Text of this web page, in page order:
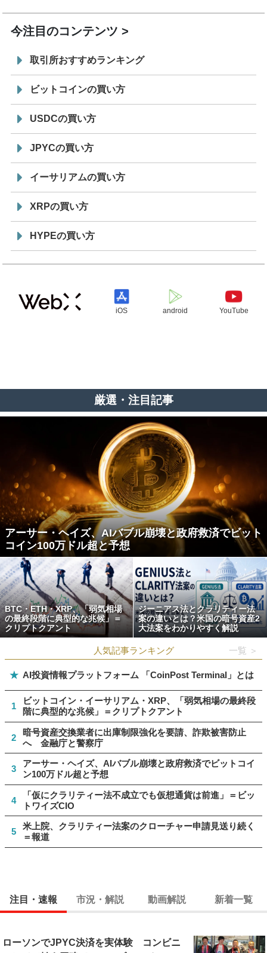
今注目のコンテンツ
取引所おすすめランキング
ビットコインの買い方
USDCの買い方
JPYCの買い方
イーサリアムの買い方
XRPの買い方
HYPEの買い方
iOS android YouTube
厳選・注目記事
アーサー・ヘイズ、AIバブル崩壊と政府救済でビット
コイン100万ドル超と予想
BTC・ETH・XRP、「弱気相場
の最終段階に典型的な兆候」＝
クリプトクアント
ジーニアス法とクラリティー法
案の違いとは？米国の暗号資産2
大法案をわかりやすく解説
人気記事ランキング 一覧 ＞
★ AI投資情報プラットフォーム 「CoinPost Terminal」とは
1
ビットコイン・イーサリアム・XRP、「弱気相場の最終段
階に典型的な兆候」＝クリプトクアント
2
暗号資産交換業者に出庫制限強化を要請、詐欺被害防止
へ 金融庁と警察庁
3
アーサー・ヘイズ、AIバブル崩壊と政府救済でビットコイ
ン100万ドル超と予想
4
「仮にクラリティー法不成立でも仮想通貨は前進」＝ビッ
トワイズCIO
5
米上院、クラリティー法案のクローチャー申請見送り続く
＝報道
注目・速報 市況・解説 動画解説 新着一覧
ローソンでJPYC決済を実体験 コンビニ